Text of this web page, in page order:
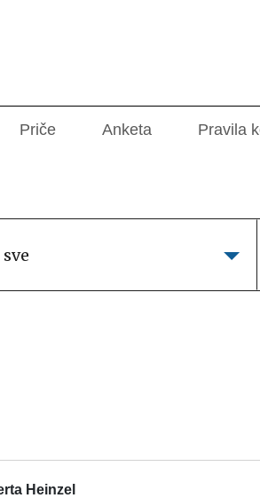
Priče Anketa Pravila
Heinzel